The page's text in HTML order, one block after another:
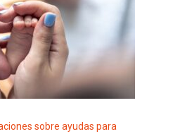
sobre ayudas para